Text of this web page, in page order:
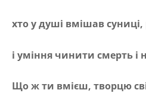
хто у душі вмішав
і уміння чинити смерть і
Що ж ти вмієш, творцю